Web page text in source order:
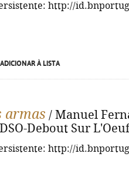
http://
ADICIONAR À LISTA
armas / Manuel
Debout Sur
http://